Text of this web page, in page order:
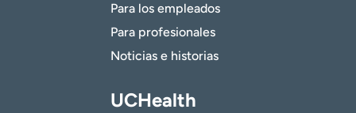
Para los empleados
Para profesionales
Noticias e historias
UCHealth